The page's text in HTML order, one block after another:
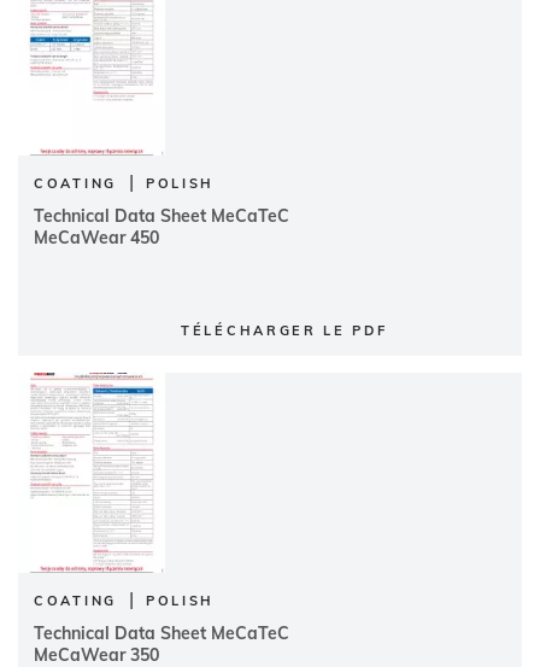
COATING | POLISH
Technical Data Sheet MeCaTeC
MeCaWear 450
TÉLÉCHARGER LE PDF
COATING | POLISH
Technical Data Sheet MeCaTeC
MeCaWear 350